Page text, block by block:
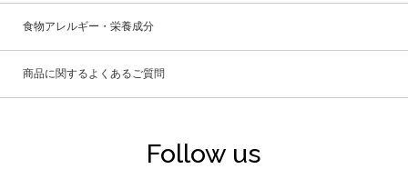
食物アレルギー・栄養成分
商品に関するよくあるご質問
Follow us